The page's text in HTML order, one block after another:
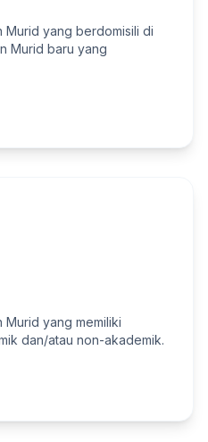
yang berdomisili di
Murid baru yang
yang memiliki
dan/atau non-akademik.